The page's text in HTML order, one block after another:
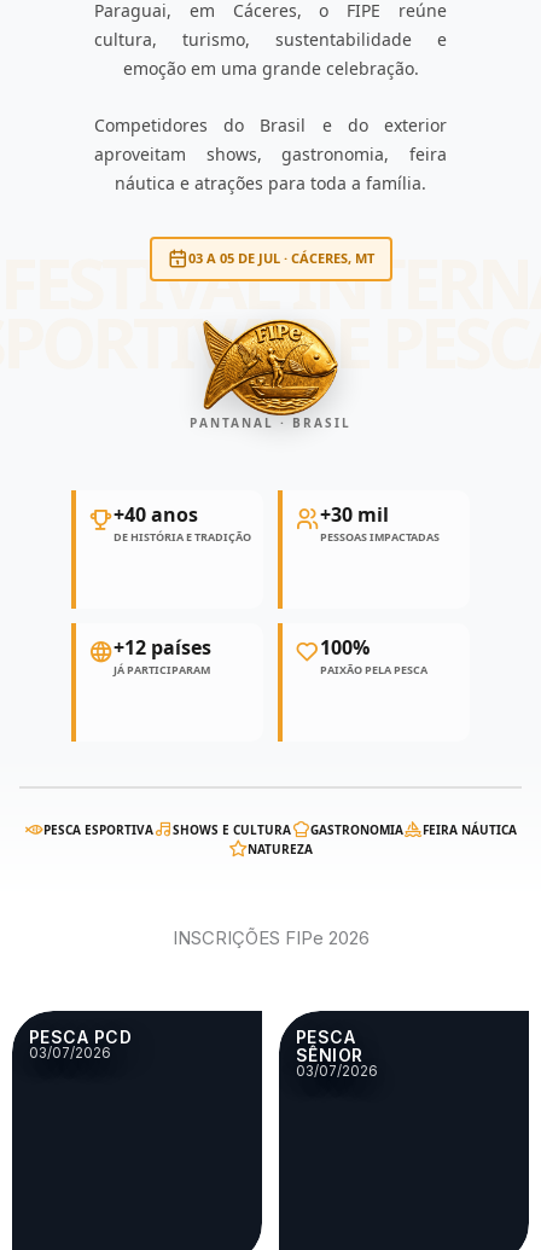
FESTIVAL
DE
Paraguai, em Cáceres, o FIPE reúne
cultura, turismo, sustentabilidade e
emoção em uma grande celebração.
Competidores do Brasil e do exterior
aproveitam shows, gastronomia, feira
náutica e atrações para toda a família.
03 A 05 DE JUL · CÁCERES, MT
PANTANAL · BRASIL
+40 anos
DE HISTÓRIA E TRADIÇÃO
+30 mil
PESSOAS IMPACTADAS
+12 países
JÁ PARTICIPARAM
100%
PAIXÃO PELA PESCA
PESCA ESPORTIVA SHOWS E CULTURA GASTRONOMIA
FEIRA NÁUTICA
NATUREZA
INSCRIÇÕES FIPe 2026
PESCA PCD
03/07/2026
PESCA
SÊNIOR
03/07/2026